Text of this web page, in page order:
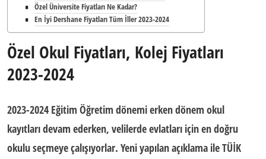
Özel Üniversite Fiyatları Ne Kadar?
En İyi Dershane Fiyatları Tüm İller 2023-2024
Özel Okul Fiyatları, Kolej Fiyatları
2023-2024
2023-2024 Eğitim Öğretim dönemi erken dönem okul
kayıtları devam ederken, velilerde evlatları için en doğru
okulu seçmeye çalışıyorlar. Yeni yapılan açıklama ile TÜİK